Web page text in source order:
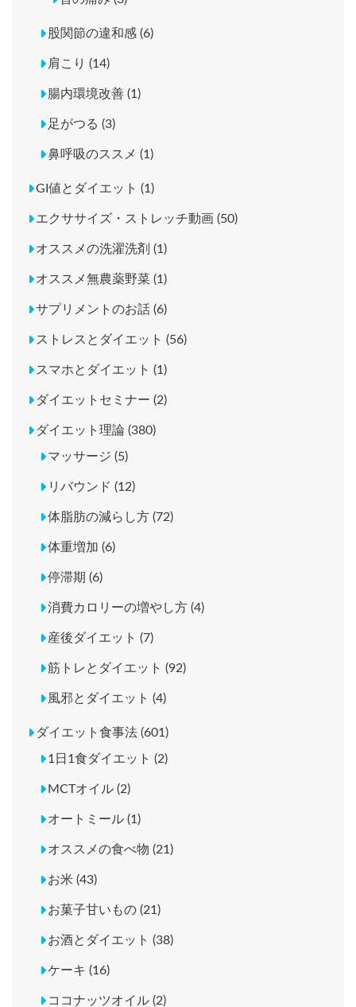
股関節の違和感 (6)
肩こり (14)
腸内環境改善 (1)
足がつる (3)
鼻呼吸のススメ (1)
GI値とダイエット (1)
エクササイズ・ストレッチ動画 (50)
オススメの洗濯洗剤 (1)
オススメ無農薬野菜 (1)
サプリメントのお話 (6)
ストレスとダイエット (56)
スマホとダイエット (1)
ダイエットセミナー (2)
ダイエット理論 (380)
マッサージ (5)
リバウンド (12)
体脂肪の減らし方 (72)
体重増加 (6)
停滞期 (6)
消費カロリーの増やし方 (4)
産後ダイエット (7)
筋トレとダイエット (92)
風邪とダイエット (4)
ダイエット食事法 (601)
1日1食ダイエット (2)
MCTオイル (2)
オートミール (1)
オススメの食べ物 (21)
お米 (43)
お菓子甘いもの (21)
お酒とダイエット (38)
ケーキ (16)
ココナッツオイル (2)